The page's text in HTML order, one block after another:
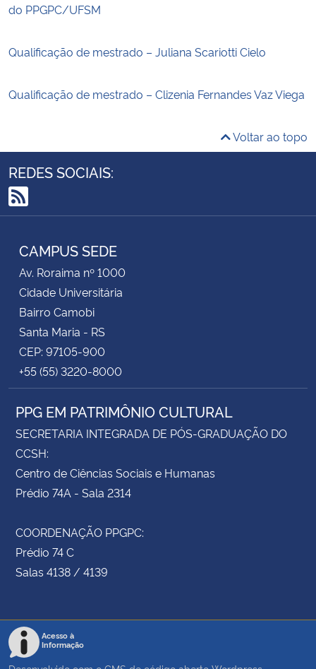
do PPGPC/UFSM
Qualificação de mestrado – Juliana Scariotti Cielo
Qualificação de mestrado – Clizenia Fernandes Vaz Viega
Voltar ao topo
REDES SOCIAIS:
RSS
CAMPUS SEDE
Av. Roraima nº 1000
Cidade Universitária
Bairro Camobi
Santa Maria - RS
CEP: 97105-900
+55 (55) 3220-8000
PPG EM PATRIMÔNIO CULTURAL
SECRETARIA INTEGRADA DE PÓS-GRADUAÇÃO DO
CCSH:
Centro de Ciências Sociais e Humanas
Prédio 74A - Sala 2314
COORDENAÇÃO PPGPC:
Prédio 74 C
Salas 4138 / 4139
Acesso à
Informação